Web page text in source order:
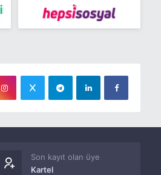
Son kayıt olan üye
Kartel